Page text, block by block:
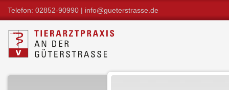
Telefon: 02852-90990 | info@gueterstrasse.de